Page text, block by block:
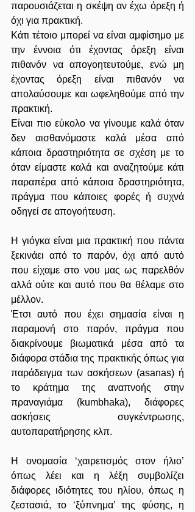
παρουσιάζεται η σκέψη αν έχω όρεξη ή
όχι για πρακτική.
Κάτι τέτοιο μπορεί να είναι αμφίσημο με
την έννοια ότι έχοντας όρεξη είναι
πιθανόν να απογοητευτούμε, ενώ μη
έχοντας όρεξη είναι πιθανόν να
απολαύσουμε και ωφεληθούμε από την
πρακτική.
Είναι πιο εύκολο να γίνουμε καλά όταν
δεν αισθανόμαστε καλά μέσα από
κάποια δραστηριότητα σε σχέση με το
όταν είμαστε καλά και αναζητούμε κάτι
παραπέρα από κάποια δραστηριότητα,
πράγμα που κάποιες φορές ή συχνά
οδηγεί σε απογοήτευση.
Η γιόγκα είναι μια πρακτική που πάντα
ξεκινάει από το παρόν, όχι από αυτό
που είχαμε στο νου μας ως παρελθόν
αλλά ούτε και αυτό που θα θέλαμε στο
μέλλον.
Έτσι αυτό που έχει σημασία είναι η
παραμονή στο παρόν, πράγμα που
διακρίνουμε βιωματικά μέσα από τα
διάφορα στάδια της πρακτικής όπως για
παράδειγμα των ασκήσεων (asanas) ή
το κράτημα της αναπνοής στην
πραναγιάμα (kumbhaka), διάφορες
ασκήσεις συγκέντρωσης,
αυτοπαρατήρησης κλπ.
Η ονομασία ‘χαιρετισμός στον ήλιο’
όπως λέει και η λέξη συμβολίζει
διάφορες ιδιότητες του ηλίου, όπως η
ζεστασιά, το ‘ξύπνημα’ της φύσης, η